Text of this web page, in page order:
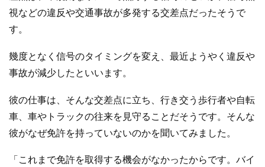
視などの違反や交通事故が多発する交差点だったそうで
す。
幾度となく信号のタイミングを変え、最近ようやく違反や
事故が減少したといいます。
彼の仕事は、そんな交差点に立ち、行き交う歩行者や自転
車、車やトラックの往来を見守ることだそうです。そんな
彼がなぜ免許を持っていないのかを聞いてみました。
「これまで免許を取得する機会がなかったからです。バイ